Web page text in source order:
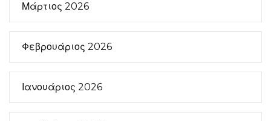
Μάρτιος 2026
Φεβρουάριος 2026
Ιανουάριος 2026